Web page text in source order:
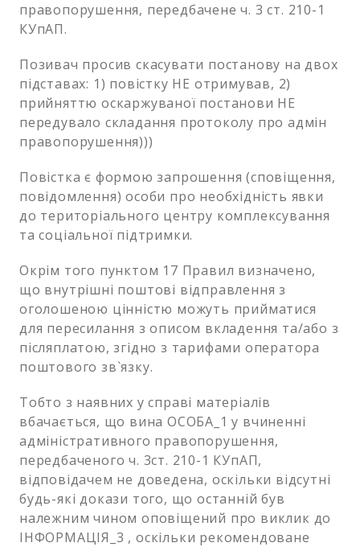
правопорушення, передбачене ч. 3 ст. 210-1
КУпАП.
Позивач просив скасувати постанову на двох
підставах: 1) повістку НЕ отримував, 2)
прийняттю оскаржуваної постанови НЕ
передувало складання протоколу про адмін
правопорушення)))
Повістка є формою запрошення (сповіщення,
повідомлення) особи про необхідність явки
до територіального центру комплексування
та соціальної підтримки.
Окрім того пунктом 17 Правил визначено,
що внутрішні поштові відправлення з
оголошеною цінністю можуть прийматися
для пересилання з описом вкладення та/або з
післяплатою, згідно з тарифами оператора
поштового зв`язку.
Тобто з наявних у справі матеріалів
вбачається, що вина ОСОБА_1 у вчиненні
адміністративного правопорушення,
передбаченого ч. 3ст. 210-1 КУпАП,
відповідачем не доведена, оскільки відсутні
будь-які докази того, що останній був
належним чином оповіщений про виклик до
ІНФОРМАЦІЯ_3 , оскільки рекомендоване